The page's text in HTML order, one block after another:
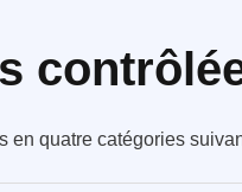
en quatre catégories